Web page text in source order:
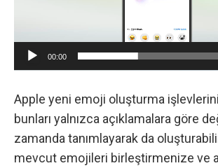
00:00
Apple yeni emoji oluşturma
bunları yalnızca açıklamalara göre
zamanda tanımlayarak da
mevcut emojileri birleştirmenize ve